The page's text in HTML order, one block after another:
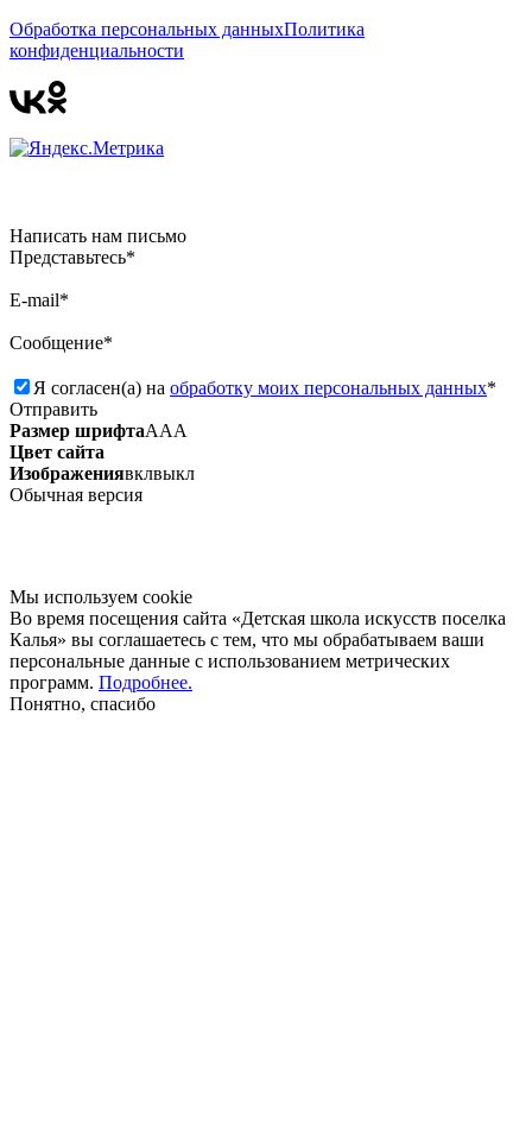
Обработка персональных данныхПолитика
конфиденциальности
Написать нам письмо
Представьтесь*
E-mail*
Сообщение*
Я согласен(а) на обработку моих персональных данных*
Отправить
Размер шрифтаААА
Цвет сайта
Изображениявклвыкл
Обычная версия
Мы используем сookie
Во время посещения сайта «Детская школа искусств поселка
Калья» вы соглашаетесь с тем, что мы обрабатываем ваши
персональные данные с использованием метрических
программ. Подробнее.
Понятно, спасибо